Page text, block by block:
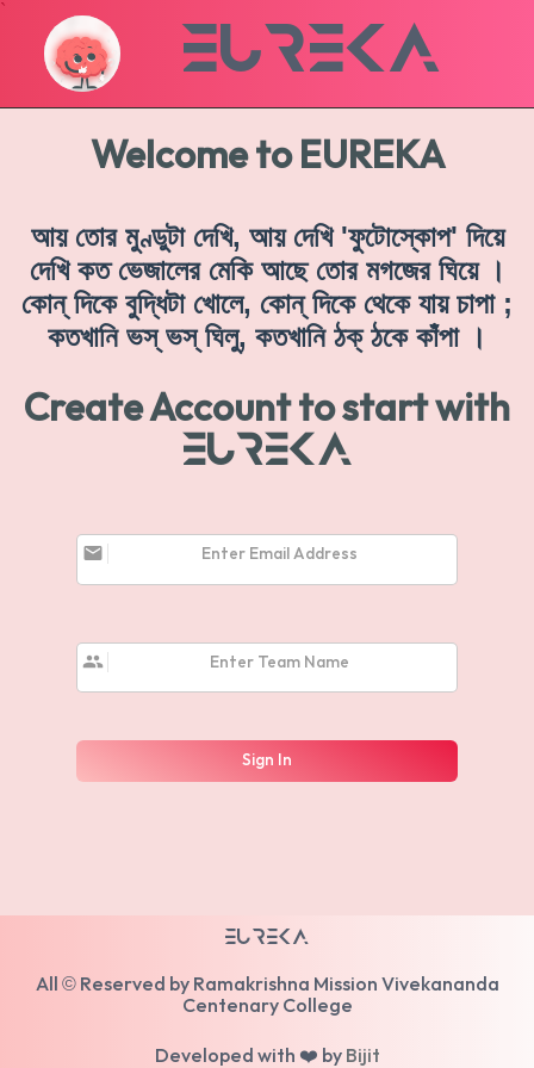
`
EUREKA
Welcome to EUREKA
আয় তোর মুণ্ডুটা দেখি, আয় দেখি 'ফুটোস্কোপ' দিয়ে
দেখি কত ভেজালের মেকি আছে তোর মগজের ঘিয়ে ।
কোন্‌ দিকে বুদ্ধিটা খোলে, কোন্‌ দিকে থেকে যায় চাপা ;
কতখানি ভস্‌ ভস্‌ ঘিলু, কতখানি ঠক্‌ ঠকে কাঁপা ।
Create Account to start with
EUREKA
Enter Email Address
email
Enter Team Name
group
Sign In
EUREKA
All © Reserved by Ramakrishna Mission Vivekananda
Centenary College
Developed with ❤️ by Bijit